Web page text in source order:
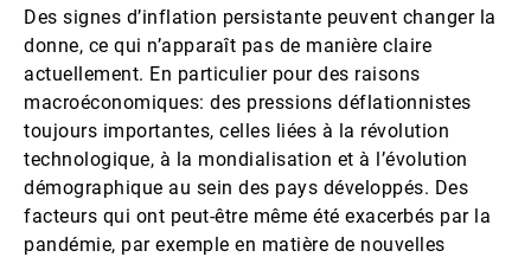
Des signes d’inflation persistante peuvent changer la
donne, ce qui n’apparaît pas de manière claire
actuellement. En particulier pour des raisons
macroéconomiques: des pressions déflationnistes
toujours importantes, celles liées à la révolution
technologique, à la mondialisation et à l’évolution
démographique au sein des pays développés. Des
facteurs qui ont peut-être même été exacerbés par la
pandémie, par exemple en matière de nouvelles